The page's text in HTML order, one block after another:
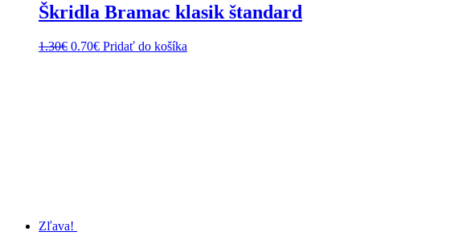
Škridla Bramac klasik štandard
1.30€ Pôvodná
0.70€Aktuálna
Pridať do košíka
Zľava!